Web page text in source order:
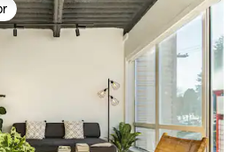
Alegerea oaspeților